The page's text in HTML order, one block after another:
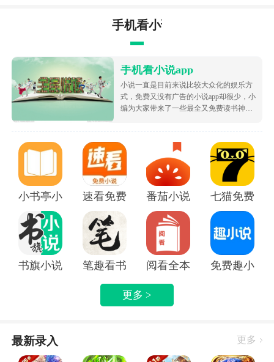
手机看小说app
手机看小说app
小说一直是目前来说比较大众化的娱乐方
式，免费又没有广告的小说app却很少，小
编为大家带来了一些最全又免费读书神
小说资源，都很根据市场受欢迎的热度为
大家排序的哦，致力于带给大家好用的追
书软件！
小书亭小说 速看免费小说app番茄小说免费版下载安装
七猫免费阅
书旗小说APP笔趣看书小说app阅看全本免费小说APP
免费趣小说
更多 >
最新录入 更多